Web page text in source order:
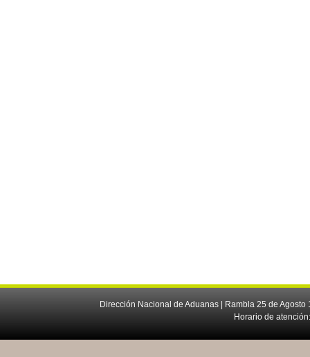
Dirección Nacional de Aduanas | Rambla 25 de
Horario de